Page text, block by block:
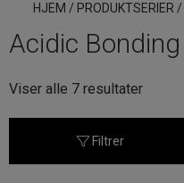
HJEM / PRODUKTSERIER /
Acidic
Viser alle 7 resultaterSortert
Filtrer